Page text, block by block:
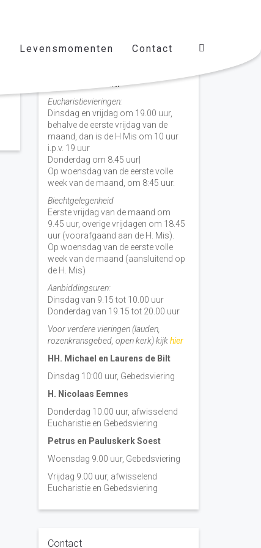
Levensmomenten Contact
Vieringen door de week
H. Nicolaas Baarn
Eucharistievieringen:
Dinsdag en vrijdag om 19.00 uur,
behalve de eerste vrijdag van de
maand, dan is de H Mis om 10 uur
i.p.v. 19 uur
Donderdag om 8.45 uur|
Op woensdag van de eerste volle
week van de maand, om 8:45 uur.
Biechtgelegenheid
Eerste vrijdag van de maand om
9.45 uur, overige vrijdagen om 18.45
uur (voorafgaand aan de H. Mis).
Op woensdag van de eerste volle
week van de maand (aansluitend op
de H. Mis)
Aanbiddingsuren:
Dinsdag van 9.15 tot 10.00 uur
Donderdag van 19.15 tot 20.00 uur
Voor verdere vieringen (lauden,
rozenkransgebed, open kerk) kijkhier
HH. Michael en Laurens de Bilt
Dinsdag 10:00 uur, Gebedsviering
H. Nicolaas Eemnes
Donderdag 10.00 uur, afwisselend
Eucharistie en Gebedsviering
Petrus en Pauluskerk Soest
Woensdag 9.00 uur, Gebedsviering
Vrijdag 9.00 uur, afwisselend
Eucharistie en Gebedsviering
Contact